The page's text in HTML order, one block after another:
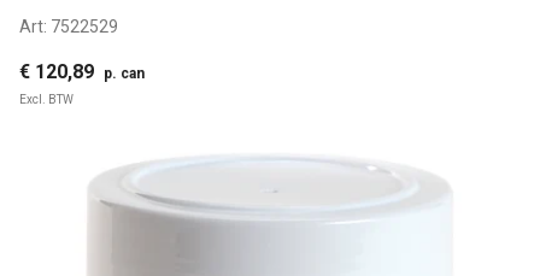
Art: 7522529
€ 120,89 p. can
Excl. BTW